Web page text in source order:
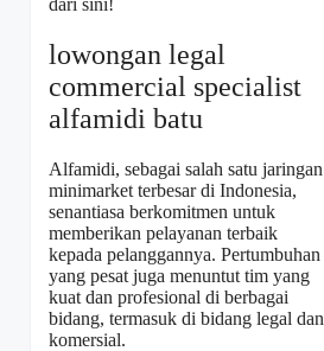
lowongan legal
commercial specialist
alfamidi batu
Alfamidi, sebagai salah satu jaringan
minimarket terbesar di Indonesia,
senantiasa berkomitmen untuk
memberikan pelayanan terbaik
kepada pelanggannya. Pertumbuhan
yang pesat juga menuntut tim yang
kuat dan profesional di berbagai
bidang, termasuk di bidang legal dan
komersial.